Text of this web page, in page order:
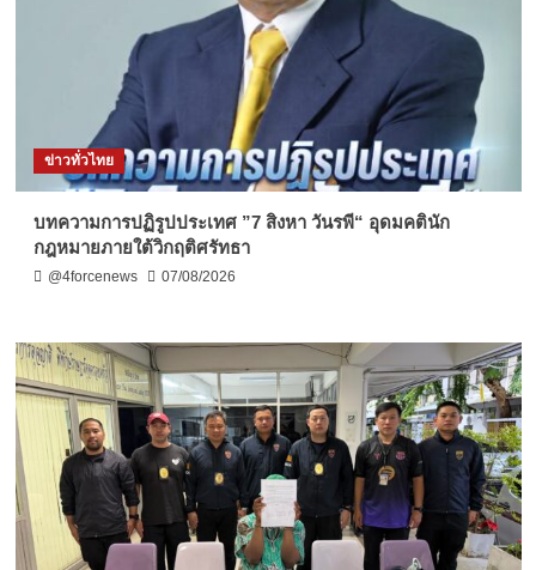
ข่าวทั่วไทย
บทความการปฏิรูปประเทศ ”7 สิงหา วันรพี“ อุดมคตินัก
กฎหมายภายใต้วิกฤติศรัทธา
@4forcenews 07/08/2026